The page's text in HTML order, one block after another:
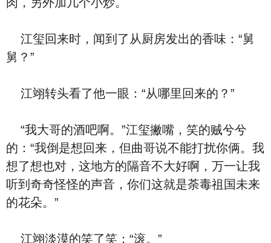
江玺回来时，闻到了从厨房发出的香味：“舅
舅？”
江翊转头看了他一眼：“从哪里回来的？”
“我大哥的酒吧啊。”江玺撇嘴，笑的贼兮兮
的：“我倒是想回来，但曲哥说不能打扰你俩。我
想了想也对，这地方的隔音不大好啊，万一让我
听到奇奇怪怪的声音，你们这就是荼毒祖国未来
的花朵。”
江翊淡漠的笑了笑：“滚。”